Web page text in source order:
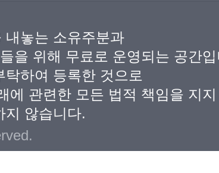
내놓는 소유주분과
을 위해 무료로 운영되는 공간
하여 등록한 것으로
에 관련한 모든 법적 책임을 지
지 않습니다.